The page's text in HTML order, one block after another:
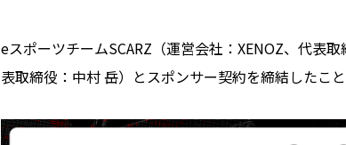
eスポーツチームSCARZ（運営会社：XENOZ、代表
表取締役：中村 岳）とスポンサー契約を締結したこと